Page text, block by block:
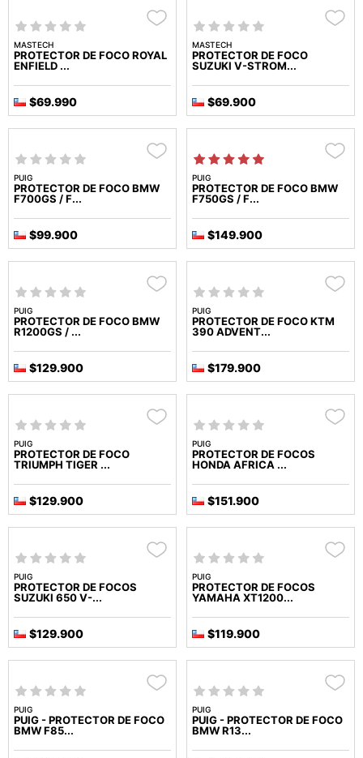
MASTECH
PROTECTOR DE FOCO ROYAL
ENFIELD ...
$69.990
MASTECH
PROTECTOR DE FOCO
SUZUKI V-STROM...
$69.900
PUIG
PROTECTOR DE FOCO BMW
F700GS / F...
$99.900
PUIG
PROTECTOR DE FOCO BMW
F750GS / F...
$149.900
PUIG
PROTECTOR DE FOCO BMW
R1200GS / ...
$129.900
PUIG
PROTECTOR DE FOCO KTM
390 ADVENT...
$179.900
PUIG
PROTECTOR DE FOCO
TRIUMPH TIGER ...
$129.900
PUIG
PROTECTOR DE FOCOS
HONDA AFRICA ...
$151.900
PUIG
PROTECTOR DE FOCOS
SUZUKI 650 V-...
$129.900
PUIG
PROTECTOR DE FOCOS
YAMAHA XT1200...
$119.900
PUIG
PUIG - PROTECTOR DE FOCO
BMW F85...
PUIG
PUIG - PROTECTOR DE FOCO
BMW R13...